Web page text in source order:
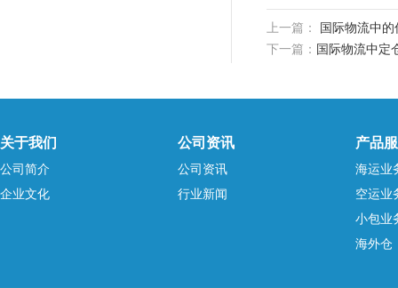
上一篇：
国际物流中
下一篇： 国际物流中定
关于我们
公司简介
企业文化
公司资讯
公司资讯
行业新闻
产品
海运业
空运业
小包业
海外仓